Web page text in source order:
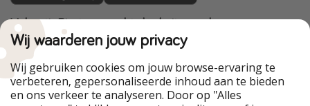
VakantiePiraten maakt deel uit van de
HolidayPirates Group
Onze markten
PiratinViaggio
HolidayPirates
WakacyjniPiraci
VoyagesPirates
Wij waarderen jouw privacy
Wij gebruiken cookies om jouw browse-ervaring te
verbeteren, gepersonaliseerde inhoud aan te bieden
en ons verkeer te analyseren. Door op "Alles